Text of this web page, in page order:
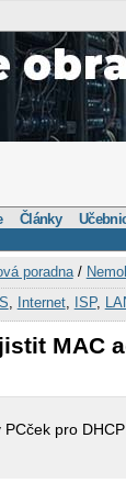
Články
poradna/
Internet, ISP,
MAC
pro